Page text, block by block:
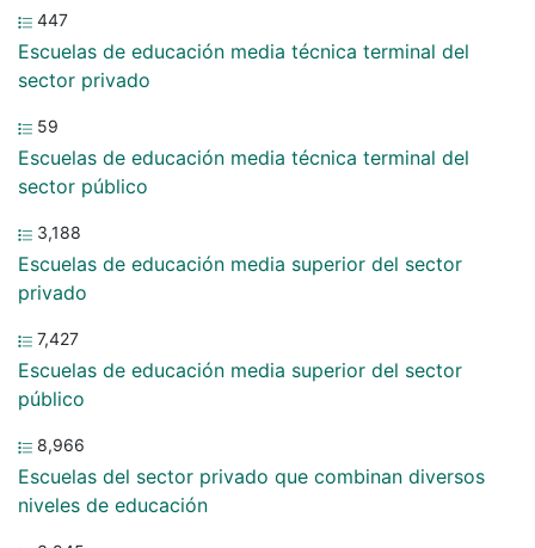
447
Escuelas de educación media técnica terminal del
sector privado
59
Escuelas de educación media técnica terminal del
sector público
3,188
Escuelas de educación media superior del sector
privado
7,427
Escuelas de educación media superior del sector
público
8,966
Escuelas del sector privado que combinan diversos
niveles de educación